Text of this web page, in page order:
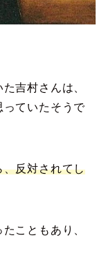
吉村さんは、
っていたそうで
、反対されてし
こともあり、